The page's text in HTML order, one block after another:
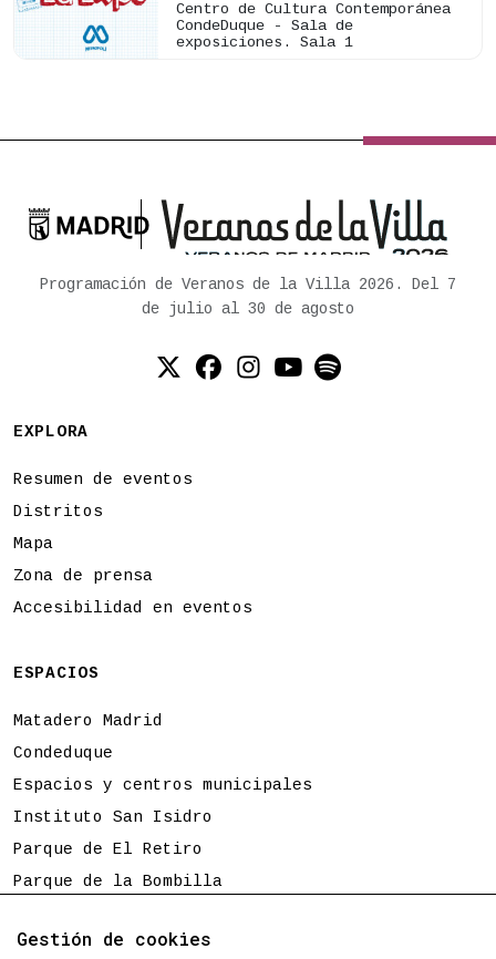
Gestión de cookies
Centro de Cultura Contemporánea
CondeDuque - Sala de
exposiciones. Sala 1

Ayuntamiento de Madrid
Programación de Veranos de la Villa 2026. Del 7
de julio al 30 de agosto
Twitter (X)
Facebook
Instagram
YouTube
Spotify
EXPLORA
Resumen de eventos
Distritos
Mapa
Zona de prensa
Accesibilidad en eventos
ESPACIOS
Matadero Madrid
Condeduque
Espacios y centros municipales
Instituto San Isidro
Parque de El Retiro
Parque de la Bombilla